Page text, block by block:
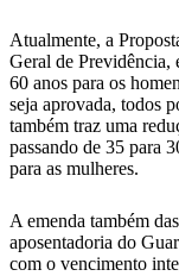
Atualmente, a
Geral de Previdência,
60 anos para os
seja aprovada, todos
também traz uma
passando de 35 para
para as mulheres.
A emenda também
aposentadoria do
com o vencimento